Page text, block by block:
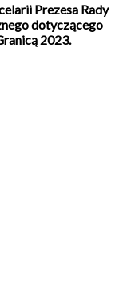
Prezesa Rady
dotyczącego
2023.